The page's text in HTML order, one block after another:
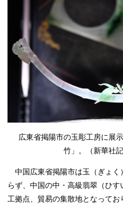
広東省掲陽市の玉彫工房に展
竹」。（新華社記
中国広東省掲陽市は玉（ぎょ
らず、中国の中・高級翡翠（ひ
工拠点、貿易の集散地となって